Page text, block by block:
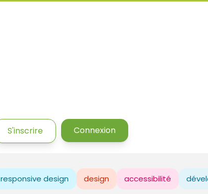
S'inscrire Connexion
responsive design design accessibilité